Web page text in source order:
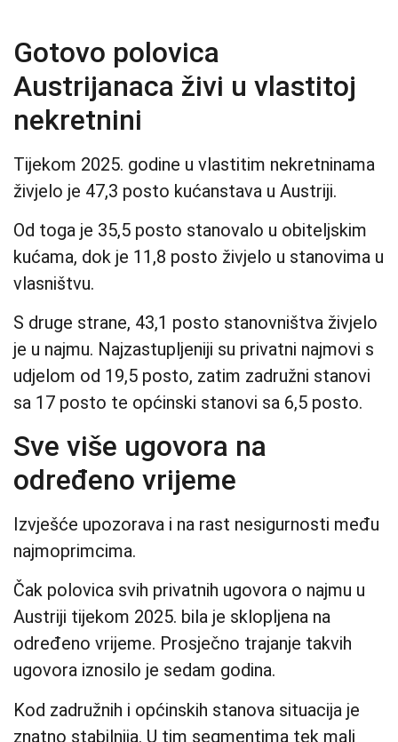
Gotovo polovica
Austrijanaca živi u vlastitoj
nekretnini
Tijekom 2025. godine u vlastitim nekretninama
živjelo je 47,3 posto kućanstava u Austriji.
Od toga je 35,5 posto stanovalo u obiteljskim
kućama, dok je 11,8 posto živjelo u stanovima u
vlasništvu.
S druge strane, 43,1 posto stanovništva živjelo
je u najmu. Najzastupljeniji su privatni najmovi s
udjelom od 19,5 posto, zatim zadružni stanovi
sa 17 posto te općinski stanovi sa 6,5 posto.
Sve više ugovora na
određeno vrijeme
Izvješće upozorava i na rast nesigurnosti među
najmoprimcima.
Čak polovica svih privatnih ugovora o najmu u
Austriji tijekom 2025. bila je sklopljena na
određeno vrijeme. Prosječno trajanje takvih
ugovora iznosilo je sedam godina.
Kod zadružnih i općinskih stanova situacija je
znatno stabilnija. U tim segmentima tek mali